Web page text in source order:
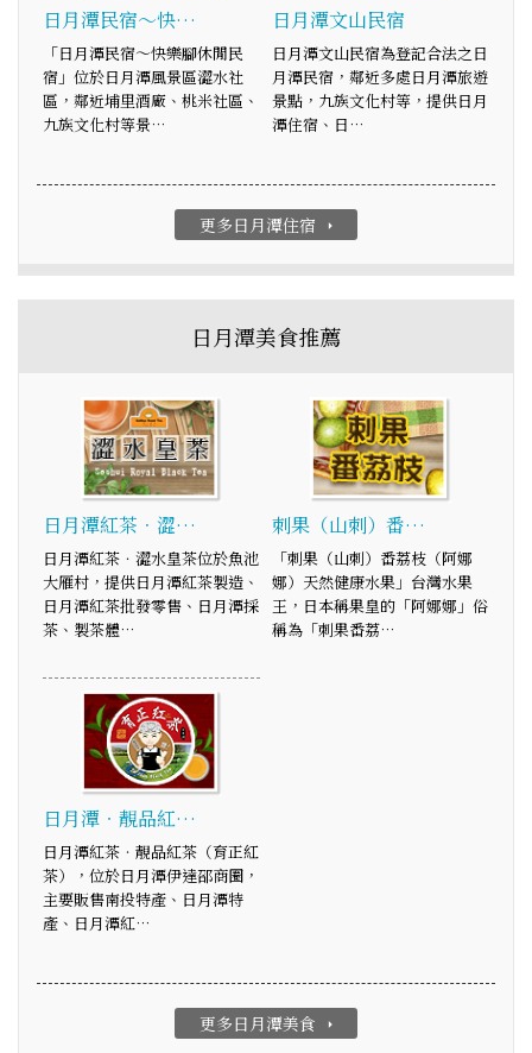
日月潭民宿～快…
「日月潭民宿～快樂腳休閒民
宿」位於日月潭風景區澀水社
區，鄰近埔里酒廠、桃米社區、
九族文化村等景…
日月潭文山民宿
日月潭文山民宿為登記合法之日
月潭民宿，鄰近多處日月潭旅遊
景點，九族文化村等，提供日月
潭住宿、日…
更多日月潭住宿 arrow_right
日月潭美食推薦
日月潭紅茶．澀…
日月潭紅茶．澀水皇茶位於魚池
大雁村，提供日月潭紅茶製造、
日月潭紅茶批發零售、日月潭採
茶、製茶體…
刺果（山刺）番…
「刺果（山刺）番荔枝（阿娜
娜）天然健康水果」台灣水果
王，日本稱果皇的「阿娜娜」俗
稱為「刺果番荔…
日月潭‧靚品紅…
日月潭紅茶‧靚品紅茶（育正紅
茶），位於日月潭伊達邵商圈，
主要販售南投特產、日月潭特
產、日月潭紅…
更多日月潭美食 arrow_right